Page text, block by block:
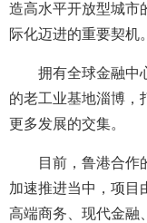
造高水平开放型城市
际化迈进的重要契机。
拥有全球金融中心
的老工业基地淄博，
更多发展的交集。
目前，鲁港合作
加速推进当中，项目
高端商务、现代金融